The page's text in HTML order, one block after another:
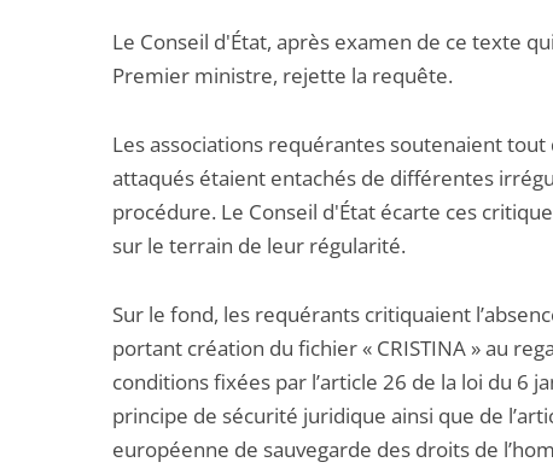
Le Conseil d'État, après examen de ce texte
Premier ministre, rejette la requête.
Les associations requérantes soutenaient
attaqués étaient entachés de différentes
procédure. Le Conseil d'État écarte ces
sur le terrain de leur régularité.
Sur le fond, les requérants critiquaient
portant création du fichier « CRISTINA » au
conditions fixées par l’article 26 de la loi du 6
principe de sécurité juridique ainsi que de
européenne de sauvegarde des droits de